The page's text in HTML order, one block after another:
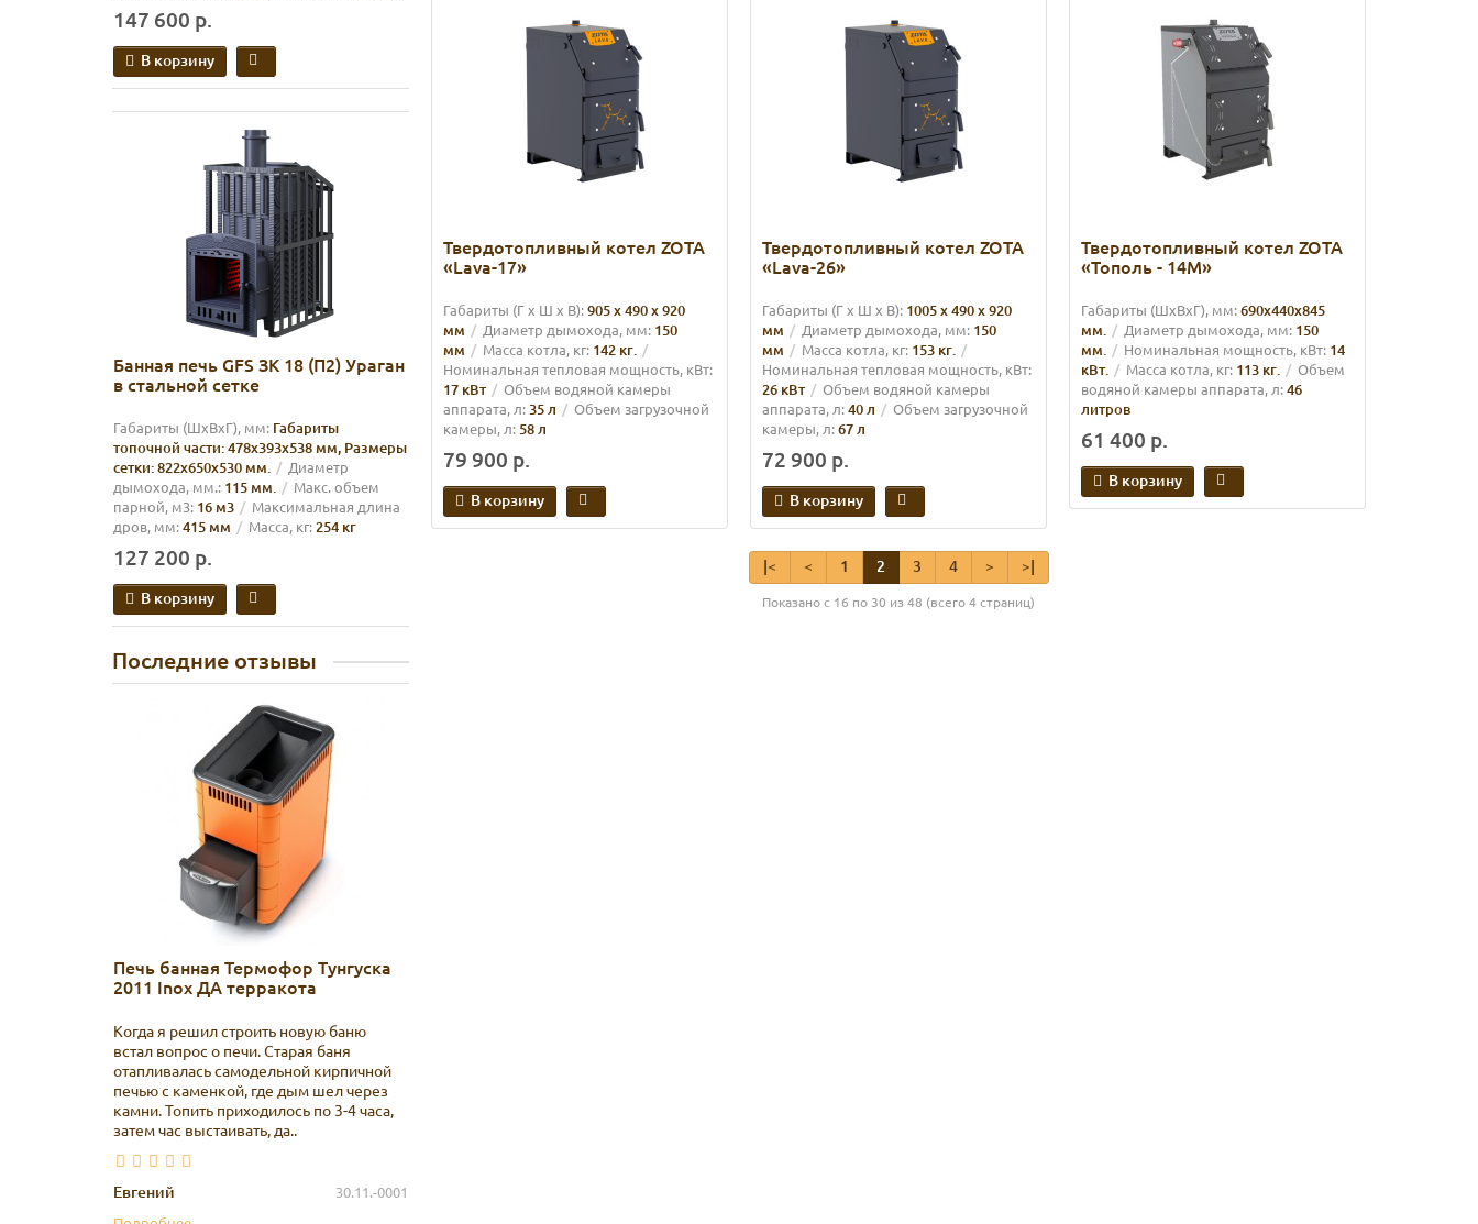
147 600 р.
В корзину
Банная печь GFS ЗК 18 (П2) Ураган
в стальной сетке
Габариты (ШхВхГ), мм: Габариты
топочной части: 478х393х538 мм, Размеры
сетки: 822х650х530 мм.
Диаметр
дымохода, мм.: 115 мм.
Макс. объем
парной, м3: 16 м3
Максимальная длина
дров, мм:415 мм Масса, кг:254 кг
127 200 р.
В корзину
Последние отзывы
Печь банная Термофор Тунгуска
2011 Inox ДА терракота
Когда я решил строить новую баню
встал вопрос о печи. Старая баня
отапливалась самодельной кирпичной
печью с каменкой, где дым шел через
камни. Топить приходилось по 3-4 часа,
затем час выстаивать, да..
Евгений
30.11.-0001
Твердотопливный котел ZOTA
«Lava-17»
Габариты (Г х Ш х В):905 x 490 x 920
мм
Диаметр дымохода, мм: 150
мм
Масса котла, кг: 142 кг.
Номинальная тепловая мощность, кВт:
17 кВт
Объем водяной камеры
аппарата, л:35 л
Объем загрузочной
камеры, л:58 л
79 900 р.
В корзину
Твердотопливный котел ZOTA
«Lava-26»
Габариты (Г х Ш х В): 1005 x 490 x 920
мм
Диаметр дымохода, мм: 150
мм
Масса котла, кг: 153 кг.
Номинальная тепловая мощность, кВт:
26 кВт
Объем водяной камеры
аппарата, л:40 л
Объем загрузочной
камеры, л:67 л
72 900 р.
В корзину
Твердотопливный котел ZOTA
«Тополь - 14М»
Габариты (ШхВхГ), мм:690х440х845
мм.
Диаметр дымохода, мм: 150
мм.
Номинальная мощность, кВт: 14
кВт.
Масса котла, кг: 113 кг.
Объем
водяной камеры аппарата, л:46
литров
61 400 р.
В корзину
|< < 1 2 3 4 > >|
Показано с 16 по 30 из 48 (всего 4 страниц)